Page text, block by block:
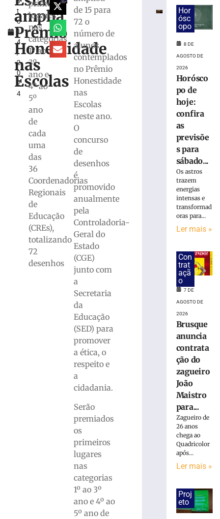
t
o
1
4
,
2
0
2
4
amplia
Prêmio
Honestidade
nas
Escolas
primeiros
lugares
nas
categorias
1º ao
3º
ano e
4º ao
5º
ano
de
cada
uma
das
36
Coordenadorias
Regionais
de
Educação
(CREs),
totalizando
72
desenhos
de 15 para
72 o
número de
alunos
contemplados
no Prêmio
Honestidade
nas
Escolas
neste ano.
O
concurso
de
desenhos
é
promovido
anualmente
pela
Controladoria-
Geral do
Estado
(CGE)
junto com
a
Secretaria
da
Educação
(SED) para
promover
a ética, o
respeito e
a
cidadania.
Serão
premiados
os
primeiros
lugares
nas
categorias
1º ao 3º
ano e 4º ao
5º ano de
termina
nesta
sexta-
tradição
têxtil
Brusque
Parceria
entre
Educação
Unifebe
sobre
história
Brusque
escolas
inscrições
Hor
ósc
opo
8 DE
AGOSTO DE
2026
Horósco
po de
hoje:
confira
as
previsõe
s para
sábado...
Os astros
trazem
energias
intensas e
transformad
oras para...
Ler mais »
Con
trat
açã
o
7 DE
AGOSTO DE
2026
Brusque
anuncia
contrata
ção do
zagueiro
João
Maistro
para...
Zagueiro de
26 anos
chega ao
Quadricolor
após...
Ler mais »
Proj
eto